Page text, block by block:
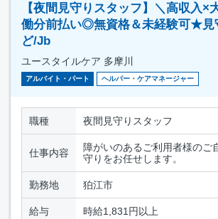
【夜間見守りスタッフ】＼高収入
働分前払い◎無資格＆未経験可★見
ど/Jb
ユースタイルケア 多摩川
アルバイト・パート ヘルパー・ケアマネージャー
職種 夜間見守りスタッフ
仕事内容
障がいのあるご利用者様のご
守りをお任せします。
勤務地 狛江市
給与 時給1,831円以上